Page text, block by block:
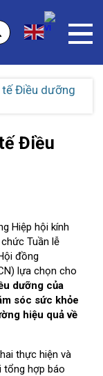
tế Điều dưỡng
Điều
Hiệp hội kính
Tuần lễ
đồng
lựa chọn cho
dưỡng của
sóc sức khỏe
hiệu quả về
thực hiện và
tổng hợp báo